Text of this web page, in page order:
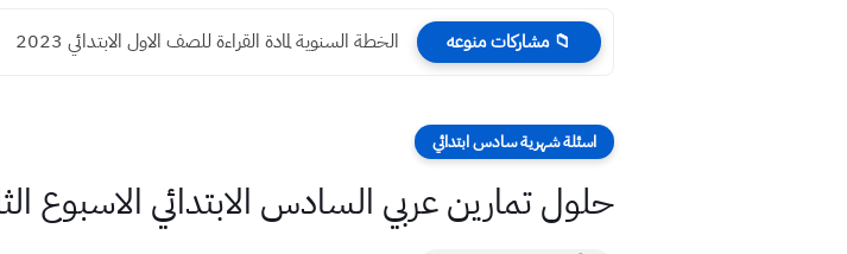
📁 مشاركات منوعه الخطة السنوية لمادة القراءة للصف الاول الابتدائي 2023
اسئلة شهرية سادس ابتدائي
حلول تمارين عربي السادس الابتدائي الاسبوع